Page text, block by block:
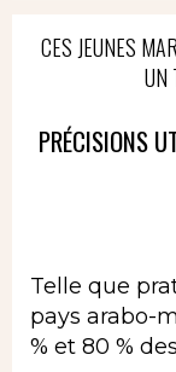
CES JEUNES
UN
PRÉCISIONS
Telle que
pays arabo-
% et 80 %